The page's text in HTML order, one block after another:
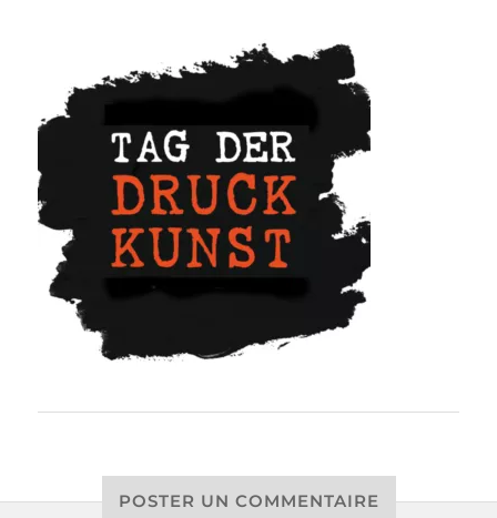
POSTER UN COMMENTAIRE